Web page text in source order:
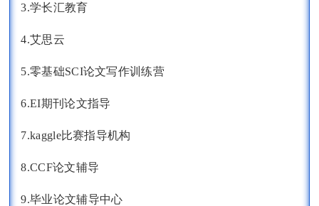
3.学长汇教育
4.艾思云
5.零基础SCI论文写作训练营
6.EI期刊论文指导
7.kaggle比赛指导机构
8.CCF论文辅导
9.毕业论文辅导中心